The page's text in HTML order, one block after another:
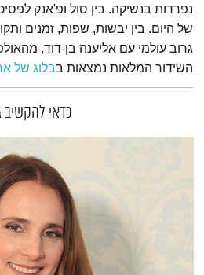
נפרדות בנשיקה. בין סול ופ'אנק
של היום. בין יבשות, שפות, זמנים
גרוב עולמי עם אליענה בן-דוד,
השידור המלאות נמצאות בבלוג של
כדאי להקשיב